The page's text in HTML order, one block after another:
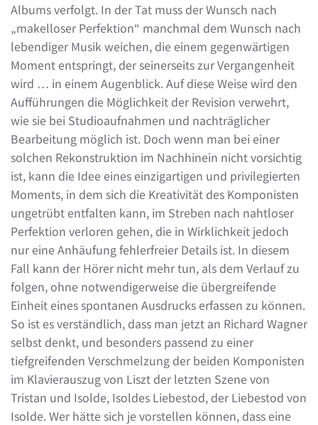
Albums verfolgt. In der Tat muss der Wunsch nach
„makelloser Perfektion“ manchmal dem Wunsch nach
lebendiger Musik weichen, die einem gegenwärtigen
Moment entspringt, der seinerseits zur Vergangenheit
wird … in einem Augenblick. Auf diese Weise wird den
Aufführungen die Möglichkeit der Revision verwehrt,
wie sie bei Studioaufnahmen und nachträglicher
Bearbeitung möglich ist. Doch wenn man bei einer
solchen Rekonstruktion im Nachhinein nicht vorsichtig
ist, kann die Idee eines einzigartigen und privilegierten
Moments, in dem sich die Kreativität des Komponisten
ungetrübt entfalten kann, im Streben nach nahtloser
Perfektion verloren gehen, die in Wirklichkeit jedoch
nur eine Anhäufung fehlerfreier Details ist. In diesem
Fall kann der Hörer nicht mehr tun, als dem Verlauf zu
folgen, ohne notwendigerweise die übergreifende
Einheit eines spontanen Ausdrucks erfassen zu können.
So ist es verständlich, dass man jetzt an Richard Wagner
selbst denkt, und besonders passend zu einer
tiefgreifenden Verschmelzung der beiden Komponisten
im Klavierauszug von Liszt der letzten Szene von
Tristan und Isolde, Isoldes Liebestod, der Liebestod von
Isolde. Wer hätte sich je vorstellen können, dass eine